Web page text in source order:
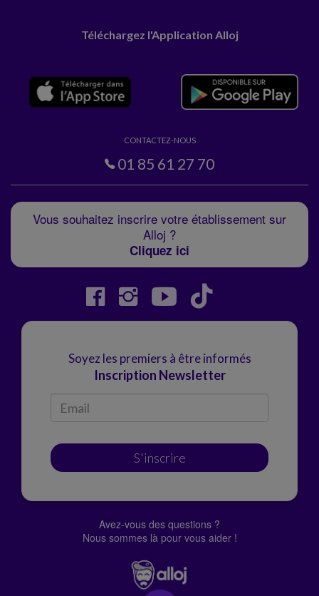
Téléchargez l'Application Alloj
CONTACTEZ-NOUS
01 85 61 27 70
Vous souhaitez inscrire votre établissement sur
Alloj ?
Cliquez ici
Soyez les premiers à être informés
Inscription Newsletter
S'inscrire
Avez-vous des questions ?
Nous sommes là pour vous aider !